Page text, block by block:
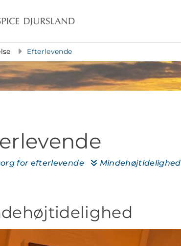
Efterlevende
for efterlevende  Mindehøjtidelighed